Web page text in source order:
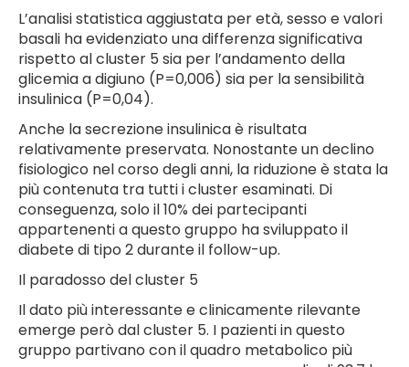
L’analisi statistica aggiustata per età, sesso e valori
basali ha evidenziato una differenza significativa
rispetto al cluster 5 sia per l’andamento della
glicemia a digiuno (P=0,006) sia per la sensibilità
insulinica (P=0,04).
Anche la secrezione insulinica è risultata
relativamente preservata. Nonostante un declino
fisiologico nel corso degli anni, la riduzione è stata la
più contenuta tra tutti i cluster esaminati. Di
conseguenza, solo il 10% dei partecipanti
appartenenti a questo gruppo ha sviluppato il
diabete di tipo 2 durante il follow-up.
Il paradosso del cluster 5
Il dato più interessante e clinicamente rilevante
emerge però dal cluster 5. I pazienti in questo
gruppo partivano con il quadro metabolico più